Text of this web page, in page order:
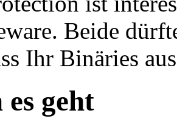
Beide
Ihr Binäries
geht